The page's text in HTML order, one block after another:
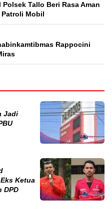
Tallo Beri Rasa Aman
Mobil
Rappocini
Jadi
Ketua
DPD